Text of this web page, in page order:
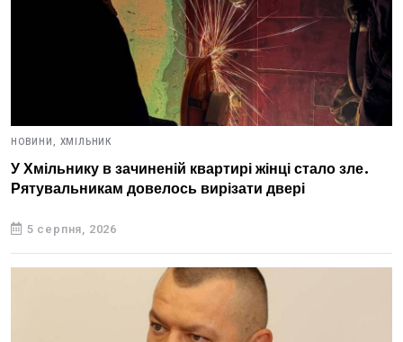
НОВИНИ, ХМІЛЬНИК
У Хмільнику в зачиненій квартирі жінці стало зле.
Рятувальникам довелось вирізати двері
5 серпня, 2026